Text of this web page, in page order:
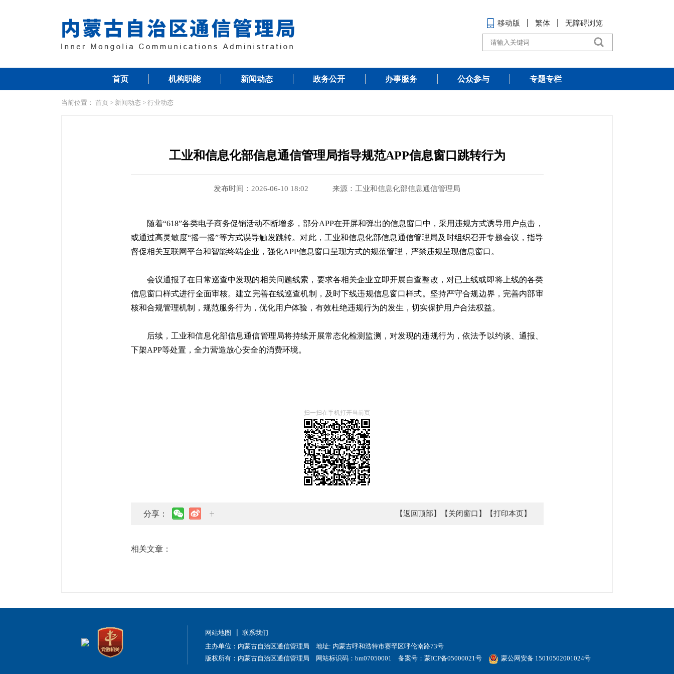
移动版 繁体 无障碍浏览
首页 机构职能 新闻动态 政务公开 办事服务 公众参与 专题专栏
当前位置： 首页 > 新闻动态 > 行业动态
工业和信息化部信息通信管理局指导规范APP信息窗口跳转行为
发布时间：2026-06-10 18:02 来源：工业和信息化部信息通信管理局
随着“618”各类电子商务促销活动不断增多，部分APP在开屏和弹出的信息窗口中，采用违规方式诱导用户点击，
或通过高灵敏度“摇一摇”等方式误导触发跳转。对此，工业和信息化部信息通信管理局及时组织召开专题会议，指导
督促相关互联网平台和智能终端企业，强化APP信息窗口呈现方式的规范管理，严禁违规呈现信息窗口。
会议通报了在日常巡查中发现的相关问题线索，要求各相关企业立即开展自查整改，对已上线或即将上线的各类
信息窗口样式进行全面审核。建立完善在线巡查机制，及时下线违规信息窗口样式。坚持严守合规边界，完善内部审
核和合规管理机制，规范服务行为，优化用户体验，有效杜绝违规行为的发生，切实保护用户合法权益。
后续，工业和信息化部信息通信管理局将持续开展常态化检测监测，对发现的违规行为，依法予以约谈、通报、
下架APP等处置，全力营造放心安全的消费环境。
扫一扫在手机打开当前页
分享： 【返回顶部】 【关闭窗口】 【打印本页】
相关文章：
网站地图
联系我们
主办单位：内蒙古自治区通信管理局 地址: 内蒙古呼和浩特市赛罕区呼伦南路73号
版权所有：内蒙古自治区通信管理局 网站标识码：bm07050001备案号：蒙ICP备05000021号 蒙公网安备 15010502001024号